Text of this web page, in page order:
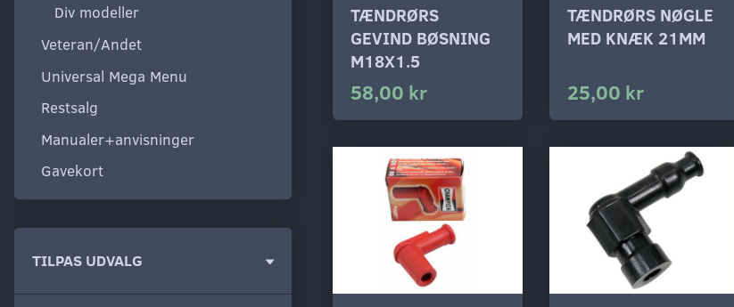
Div modeller
Veteran/Andet
Universal Mega Menu
Restsalg
Manualer+anvisninger
Gavekort
TILPAS UDVALG
TÆNDRØRS
GEVIND BØSNING
M18X1.5
58,00 kr
TÆNDRØRS NØGLE
MED KNÆK 21MM
25,00 kr